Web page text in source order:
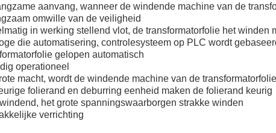
aanvang, wanneer de windende machine van de
omwille van de veiligheid
in werking stellend vlot, de transformatorfolie het winden
die automatisering, controlesysteem op PLC wordt
gelopen automatisch
operationeel
macht, wordt de windende machine van de
folierand en deburring eenheid maken de folierand keurig
het grote spanningswaarborgen strakke winden
verrichting